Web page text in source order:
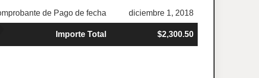
de Pago de fecha diciembre 1, 2018
Importe Total $2,300.50